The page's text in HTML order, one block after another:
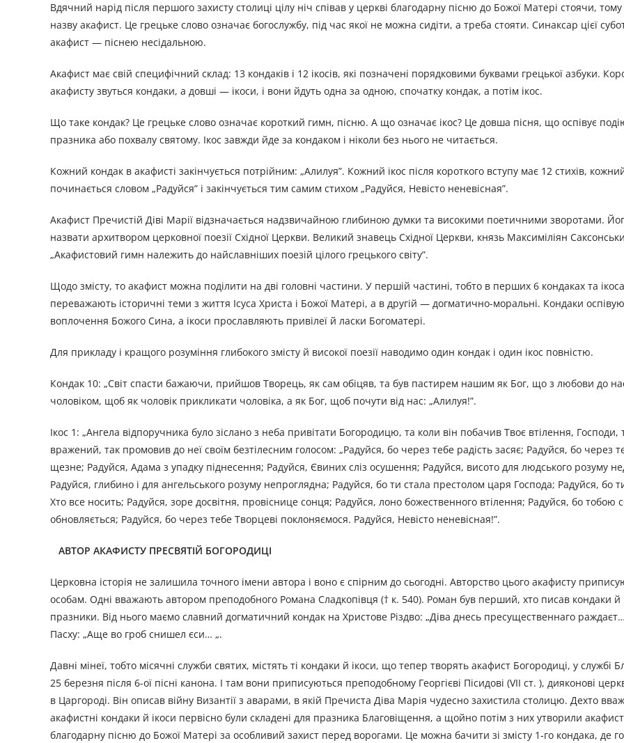
Вдячний нарід після першого захисту столиці цілу ніч співав у церкві благодарну пісню до Божої Матері стоячи,
назву акафист. Це грецьке слово означає богослужбу, під час якої не можна сидіти, а треба стояти. Синаксар цієї
акафист — піснею несідальною.
Акафист має свій специфічний склад: 13 кондаків і 12 ікосів, які позначені порядковими буквами грецької азбуки.
акафисту звуться кондаки, а довші — ікоси, і вони йдуть одна за одною, спочатку кондак, а потім ікос.
Що таке кондак? Це грецьке слово означає короткий гимн, пісню. А що означає ікос? Це довша пісня, що оспівує
празника або похвалу святому. Ікос завжди йде за кондаком і ніколи без нього не читається.
Кожний кондак в акафисті закінчується потрійним: „Алилуя”. Кожний ікос після короткого вступу має 12 стихів,
починається словом „Радуйся” і закінчується тим самим стихом „Радуйся, Невісто неневісная”.
Акафист Пречистій Діві Марії відзначається надзвичайною глибиною думки та високими поетичними зворотами.
назвати архитвором церковної поезії Східної Церкви. Великий знавець Східної Церкви, князь Максиміліян
„Акафистовий гимн належить до найславніших поезій цілого грецького світу”.
Щодо змісту, то акафист можна поділити на дві головні частини. У першій частині, тобто в перших 6 кондаках та
переважають історичні теми з життя Ісуса Христа і Божої Матері, а в другій — догматично-моральні. Кондаки
воплочення Божого Сина, а ікоси прославляють привілеї й ласки Богоматері.
Для прикладу і кращого розуміння глибокого змісту й високої поезії наводимо один кондак і один ікос повністю.
Кондак 10: „Світ спасти бажаючи, прийшов Творець, як сам обіцяв, та був пастирем нашим як Бог, що з любови до
чоловіком, щоб як чоловік прикликати чоловіка, а як Бог, щоб почути від нас: „Алилуя!”.
Ікос 1: „Ангела відпоручника було зіслано з неба привітати Богородицю, та коли він побачив Твоє втілення, Господи,
вражений, так промовив до неї своїм безтілесним голосом: „Радуйся, бо через тебе радість засяє; Радуйся, бо через
щезне; Радуйся, Адама з упадку піднесення; Радуйся, Євиних сліз осушення; Радуйся, висото для людського розуму
Радуйся, глибино і для ангельського розуму непроглядна; Радуйся, бо ти стала престолом царя Господа; Радуйся, бо
Хто все носить; Радуйся, зоре досвітня, провіснице сонця; Радуйся, лоно божественного втілення; Радуйся, бо тобою
обновляється; Радуйся, бо через тебе Творцеві поклоняємося. Радуйся, Невісто неневісная!”.
АВТОР АКАФИСТУ ПРЕСВЯТІЙ БОГОРОДИЦІ
Церковна історія не залишила точного імени автора і воно є спірним до сьогодні. Авторство цього акафисту
особам. Одні вважають автором преподобного Романа Сладкопівця († к. 540). Роман був перший, хто писав кондаки й
празники. Від нього маємо славний догматичний кондак на Христове Різдво: „Діва днесь пресущественнаго
Пасху: „Аще во гроб снишел єси… „.
Давні мінеї, тобто місячні служби святих, містять ті кондаки й ікоси, що тепер творять акафист Богородиці, у службі
25 березня після 6-ої пісні канона. І там вони приписуються преподобному Георгієві Пісидові (VII ст. ), дияконові
в Царгороді. Він описав війну Византії з аварами, в якій Пречиста Діва Марія чудесно захистила столицю. Дехто
акафистні кондаки й ікоси первісно були складені для празника Благовіщення, а щойно потім з них утворили
благодарну пісню до Божої Матері за особливий захист перед ворогами. Це можна бачити зі змісту 1-го кондака, де